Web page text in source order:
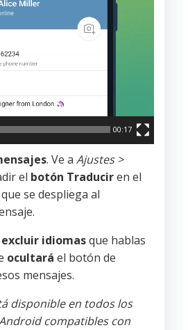
00:17
. Ve a Ajustes >
el botón Traduciren el
se despliega al
excluir idiomasque hablas
ocultará el botón de
mensajes.
disponible en todos los
compatibles con